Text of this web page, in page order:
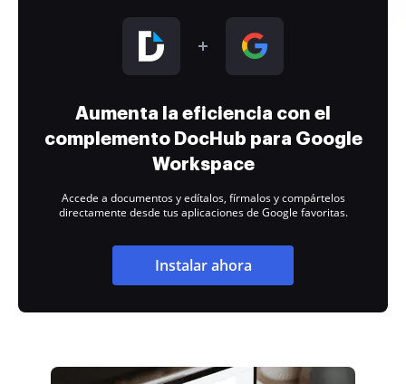
Aumenta la eficiencia con el
complemento DocHub para Google
Workspace
Accede a documentos y edítalos, fírmalos y compártelos
directamente desde tus aplicaciones de Google favoritas.
Instalar ahora